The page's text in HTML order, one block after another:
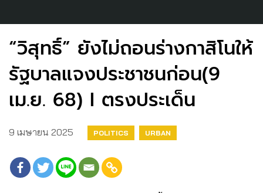
“วิสุทธิ์” ยังไม่ถอนร่างกาสิโนให้
รัฐบาลแจงประชาชนก่อน(9
เม.ย. 68) I ตรงประเด็น
9 เมษายน 2025 POLITICS URBAN